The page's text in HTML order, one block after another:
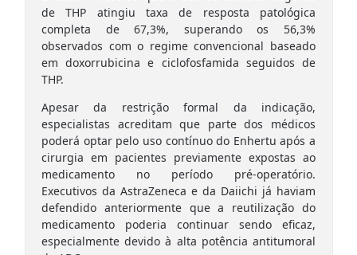
de THP atingiu taxa de resposta patológica
completa de 67,3%, superando os 56,3%
observados com o regime convencional baseado
em doxorrubicina e ciclofosfamida seguidos de
THP.
Apesar da restrição formal da indicação,
especialistas acreditam que parte dos médicos
poderá optar pelo uso contínuo do Enhertu após a
cirurgia em pacientes previamente expostas ao
medicamento no período pré-operatório.
Executivos da AstraZeneca e da Daiichi já haviam
defendido anteriormente que a reutilização do
medicamento poderia continuar sendo eficaz,
especialmente devido à alta potência antitumoral